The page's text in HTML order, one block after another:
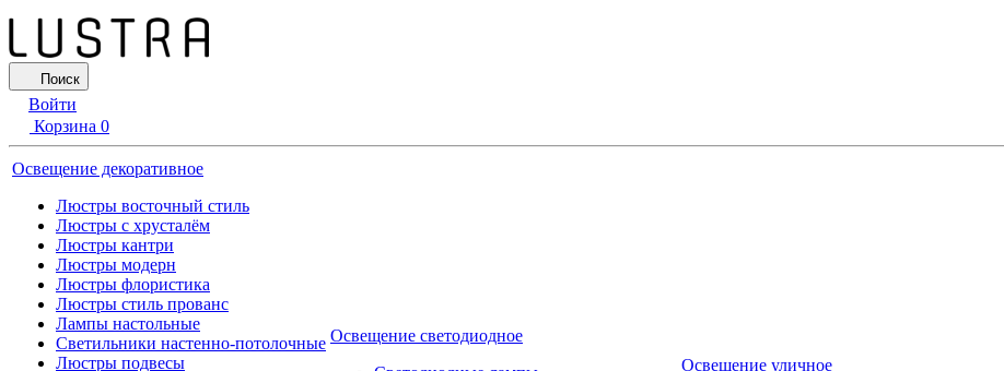
Поиск
Войти
Корзина 0
Освещение декоративное
Люстры восточный стиль
Люстры с хрусталём
Люстры кантри
Люстры модерн
Люстры флористика
Люстры стиль прованс
Лампы настольные
Светильники настенно-потолочные
Люстры подвесы
Освещение светодиодное
Освещение уличное